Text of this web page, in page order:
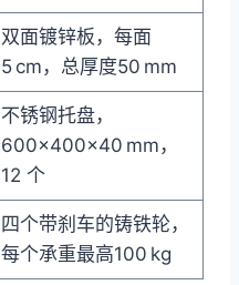
双面镀锌板，每面
5 cm，总厚度50 mm
不锈钢托盘，
600×400×40 mm，
12 个
四个带刹车的铸铁轮，
每个承重最高100 kg